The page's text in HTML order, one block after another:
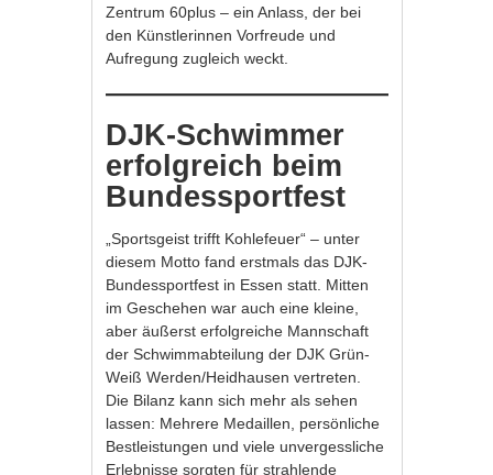
Zentrum 60plus – ein Anlass, der bei
den Künstlerinnen Vorfreude und
Aufregung zugleich weckt.
DJK-Schwimmer
erfolgreich beim
Bundessportfest
„Sportsgeist trifft Kohlefeuer“ – unter
diesem Motto fand erstmals das DJK-
Bundessportfest in Essen statt. Mitten
im Geschehen war auch eine kleine,
aber äußerst erfolgreiche Mannschaft
der Schwimmabteilung der DJK Grün-
Weiß Werden/Heidhausen vertreten.
Die Bilanz kann sich mehr als sehen
lassen: Mehrere Medaillen, persönliche
Bestleistungen und viele unvergessliche
Erlebnisse sorgten für strahlende